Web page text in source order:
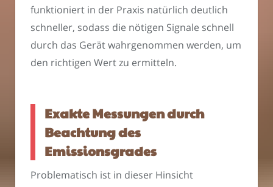
funktioniert in der Praxis natürlich deutlich
schneller, sodass die nötigen Signale schnell
durch das Gerät wahrgenommen werden, um
den richtigen Wert zu ermitteln.
Exakte Messungen durch
Beachtung des
Emissionsgrades
Problematisch ist in dieser Hinsicht